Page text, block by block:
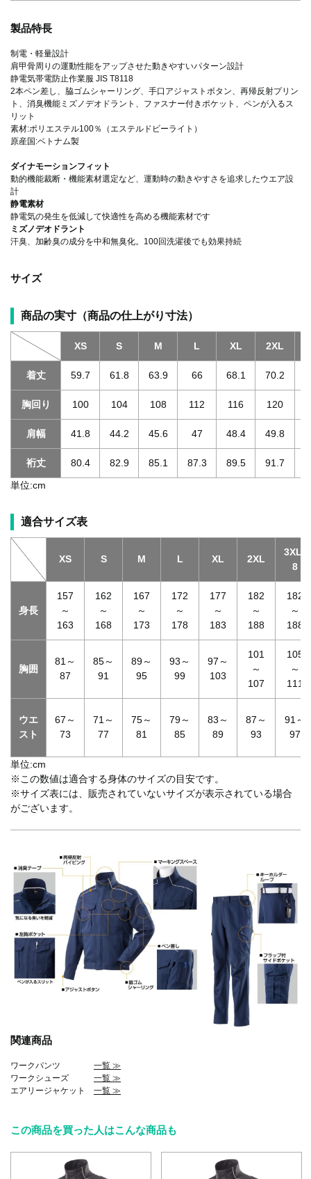
製品特長
制電・軽量設計
肩甲骨周りの運動性能をアップさせた動きやすいパターン設計
静電気帯電防止作業服 JIS T8118
2本ペン差し、脇ゴムシャーリング、手口アジャストボタン、再帰反射プリン
ト、消臭機能ミズノデオドラント、ファスナー付きポケット、ペンが入るス
リット
素材:ポリエステル100％（エステルドビーライト）
原産国:ベトナム製
ダイナモーションフィット
動的機能裁断・機能素材選定など、運動時の動きやすさを追求したウエア設
計
静電素材
静電気の発生を低減して快適性を高める機能素材です
ミズノデオドラント
汗臭、加齢臭の成分を中和無臭化。100回洗濯後でも効果持続
サイズ
商品の実寸（商品の仕上がり寸法）
XS S M L XL 2XL
着丈 59.7 61.8 63.9 66 68.1 70.2
胸回り 100 104 108 112 116 120
肩幅 41.8 44.2 45.6 47 48.4 49.8
裄丈 80.4 82.9 85.1 87.3 89.5 91.7
単位:cm
適合サイズ表
XS S M L XL 2XL
3XL-
8
身長
157
～
163
162
～
168
167
～
173
172
～
178
177
～
183
182
～
188
182
～
188
胸囲
81～
87
85～
91
89～
95
93～
99
97～
103
101
～
107
105
～
111
ウエ
スト
67～
73
71～
77
75～
81
79～
85
83～
89
87～
93
91～
97
単位:cm
※この数値は適合する身体のサイズの目安です。
※サイズ表には、販売されていないサイズが表示されている場合
がございます。
関連商品
ワークパンツ 一覧 ≫
ワークシューズ 一覧 ≫
エアリージャケット 一覧 ≫
この商品を買った人はこんな商品も